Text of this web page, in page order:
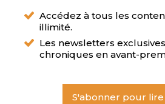
Accédez à tous les
illimité.
Les newsletters
chroniques en avant-
S'abonner pour